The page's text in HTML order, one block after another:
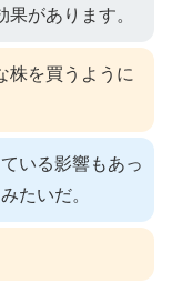
果があります。
株を買うように
いる影響もあっ
たいだ。